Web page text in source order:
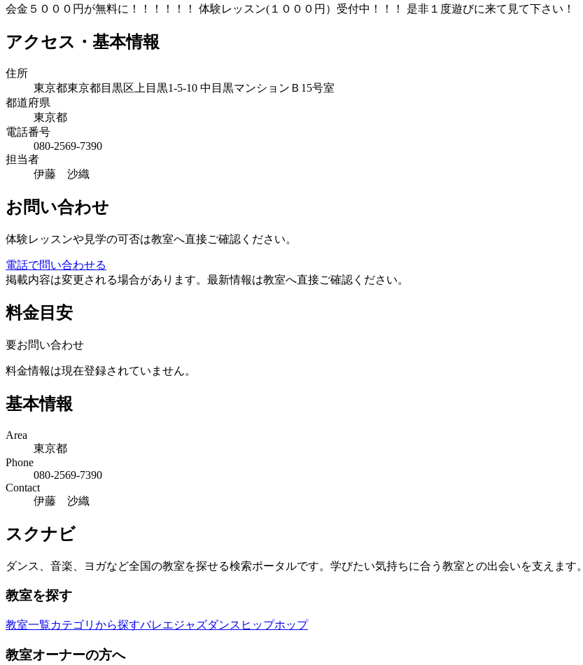
会金５０００円が無料に！！！！！！ 体験レッスン(１０００円）受付中！！！ 是非１度遊びに来て見て下さい！
アクセス・基本情報
住所
東京都東京都目黒区上目黒1-5-10 中目黒マンションＢ15号室
都道府県
東京都
電話番号
080-2569-7390
担当者
伊藤 沙織
お問い合わせ
体験レッスンや見学の可否は教室へ直接ご確認ください。
電話で問い合わせる
掲載内容は変更される場合があります。最新情報は教室へ直接ご確認ください。
料金目安
要お問い合わせ
料金情報は現在登録されていません。
基本情報
Area
東京都
Phone
080-2569-7390
Contact
伊藤 沙織
スクナビ
ダンス、音楽、ヨガなど全国の教室を探せる検索ポータルです。学びたい気持ちに合う教室との出会いを支えます。
教室を探す
教室一覧カテゴリから探すバレエジャズダンス ヒップホップ
教室オーナーの方へ